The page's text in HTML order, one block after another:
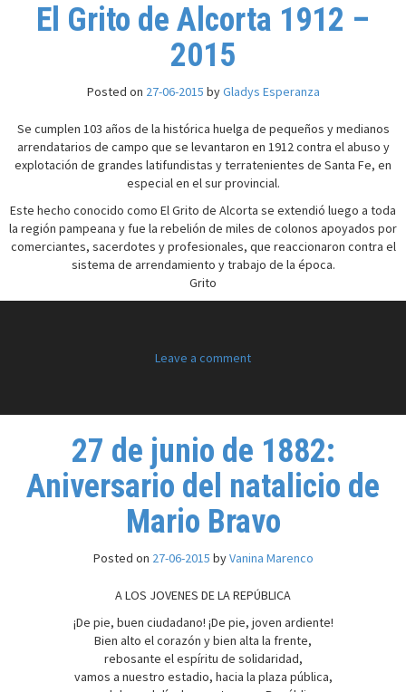
El Grito de Alcorta 1912 –
2015
Posted on 27-06-2015 byGladys Esperanza
Se cumplen 103 años de la histórica huelga de pequeños y medianos
arrendatarios de campo que se levantaron en 1912 contra el abuso y
explotación de grandes latifundistas y terratenientes de Santa Fe, en
especial en el sur provincial.
Este hecho conocido como El Grito de Alcorta se extendió luego a toda
la región pampeana y fue la rebelión de miles de colonos apoyados por
comerciantes, sacerdotes y profesionales, que reaccionaron contra el
sistema de arrendamiento y trabajo de la época.
Grito
Leave a comment
27 de junio de 1882:
Aniversario del natalicio de
Mario Bravo
Posted on 27-06-2015 byVanina Marenco
A LOS JOVENES DE LA REPÚBLICA
¡De pie, buen ciudadano! ¡De pie, joven ardiente!
Bien alto el corazón y bien alta la frente,
rebosante el espíritu de solidaridad,
vamos a nuestro estadio, hacia la plaza pública,